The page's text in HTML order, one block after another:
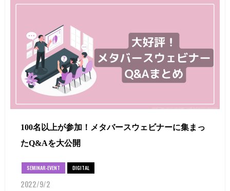
100名以上が参加！メタバースウェビナーに集まっ
たQ&Aを大公開
SEMINAR-EVENT DIGITAL
2022/9/2